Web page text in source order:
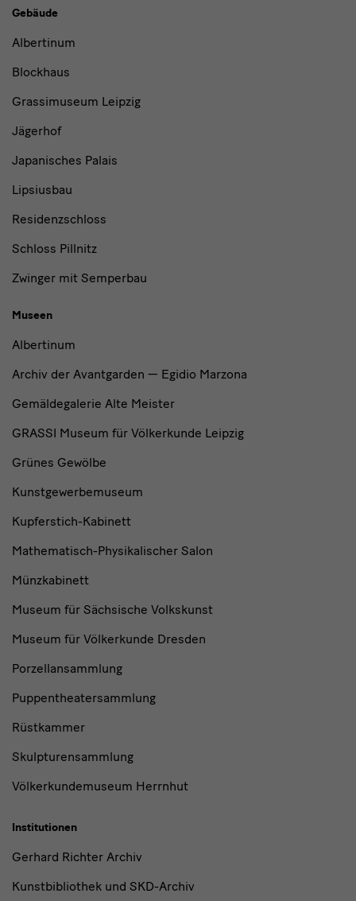
Gebäude,
Museen
Gebäude
Albertinum
Blockhaus
Grassimuseum Leipzig
Jägerhof
Japanisches Palais
Lipsiusbau
Residenzschloss
Schloss Pillnitz
Zwinger mit Semperbau
Museen
Albertinum
Archiv der Avantgarden — Egidio Marzona
Gemäldegalerie Alte Meister
GRASSI Museum für Völkerkunde Leipzig
Grünes Gewölbe
Kunstgewerbemuseum
Kupferstich-Kabinett
Mathematisch-Physikalischer Salon
Münzkabinett
Museum für Sächsische Volkskunst
Museum für Völkerkunde Dresden
Porzellansammlung
Puppentheatersammlung
Rüstkammer
Skulpturensammlung
Völkerkundemuseum Herrnhut
Institutionen
Gerhard Richter Archiv
Kunstbibliothek und SKD-Archiv